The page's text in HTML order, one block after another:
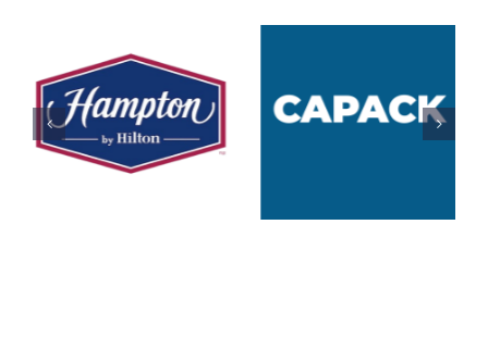
CAPACK
Del IECA
Educación
(centro